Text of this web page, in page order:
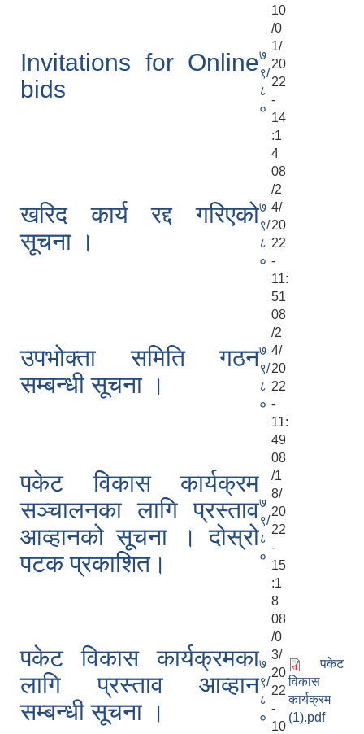
Invitations for Online
bids
७
९/
८
०
10
/0
1/
20
22
-
14
:1
4
खरिद कार्य रद्द गरिएको
सूचना ।
७
९/
८
०
08
/2
4/
20
22
-
11:
51
उपभोक्ता समिति गठन
सम्बन्धी सूचना ।
७
९/
८
०
08
/2
4/
20
22
-
11:
49
पकेट विकास कार्यक्रम
सञ्चालनका लागि प्रस्ताव
आव्हानको सूचना । दोस्रो
पटक प्रकाशित।
७
९/
८
०
08
/1
8/
20
22
-
15
:1
8
पकेट विकास कार्यक्रमका
लागि प्रस्ताव आव्हान
सम्बन्धी सूचना ।
७
९/
८
०
08
/0
3/
20
22
-
10
पकेट
विकास
कार्यक्रम
(1).pdf